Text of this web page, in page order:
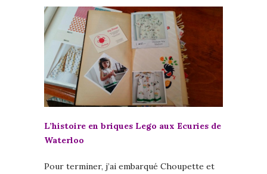
L’histoire en briques Lego aux Ecuries de
Waterloo
Pour terminer, j’ai embarqué Choupette et